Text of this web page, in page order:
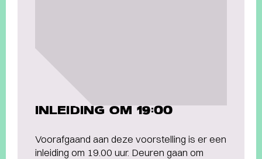
INLEIDING OM 19:00
Voorafgaand aan deze voorstelling is er een
inleiding om 19.00 uur. Deuren gaan om